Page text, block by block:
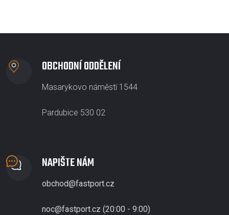
OBCHODNÍ ODDĚLENÍ
Masarykovo náměstí 1544
Pardubice 530 02
NAPIŠTE NÁM
obchod@fastport.cz
noc@fastport.cz (20:00 - 9:00)